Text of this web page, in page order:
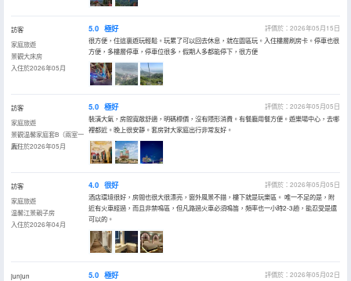
訪客
家庭旅遊
景觀大床房
入住於2026年05月
5.0 極好
評價於：2026年05月15日
很方便，住這裏遊玩輕鬆。玩累了可以回去休息，就在園區玩。入住樓層刷房卡。停車也很
方便，多樓層停車，停車位很多，假期人多都能停下，很方便
訪客
家庭旅遊
景觀温馨家庭套B（兩室一
廳）
入住於2026年05月
5.0 極好
評價於：2026年05月05日
裝潢大氣，房間寬敞舒適，明碼標價，沒有隱形消費。有餐廳用餐方便。遊樂場中心，去哪
裡都近。晚上很安靜。套房對大家庭出行非常友好。
訪客
家庭旅遊
温馨江景親子房
入住於2026年04月
4.0 很好
評價於：2026年05月05日
酒店環境很好，房間也很大很漂亮，窗外風景不錯，樓下就是玩樂區。 唯一不足的是，附
近有火車經過，而且非禁鳴區，但凡路過火車必須鳴笛，頻率也一小時2-3趟，能忍受是還
可以的。
junjun
5.0 極好
評價於：2026年05月02日